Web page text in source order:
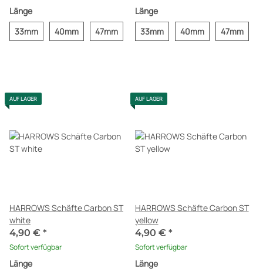
Länge
33mm
40mm 47mm
Länge
33mm
40mm 47mm
AUF LAGER
HARROWS Schäfte Carbon ST
white
4,90 € *
Sofort verfügbar
Länge
AUF LAGER
HARROWS Schäfte Carbon ST
yellow
4,90 € *
Sofort verfügbar
Länge